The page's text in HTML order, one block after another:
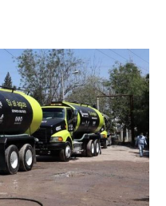
de
San
Luis)